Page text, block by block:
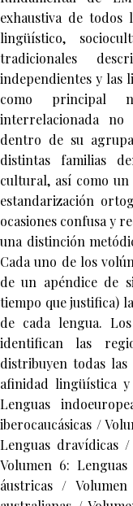
exhaustiva de todos
lingüístico,
tradicionales
independientes y las
como principal
interrelacionada
dentro de su
distintas familias
cultural, así como
estandarización
ocasiones confusa y
una distinción
Cada uno de los
de un apéndice de
tiempo que justifica)
de cada lengua.
identifican las
distribuyen todas
afinidad lingüística y
Lenguas
iberocaucásicas /
Lenguas dravídicas
Volumen 6:
áustricas /